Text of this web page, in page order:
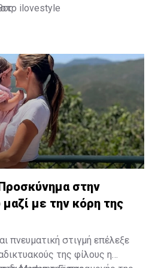
ilovestyle
στην
με την κόρη της
πνευματική στιγμή επέλεξε
της φίλους η